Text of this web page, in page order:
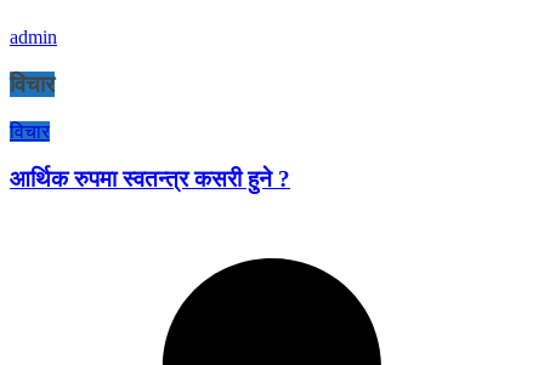
admin
विचार
विचार
आर्थिक रुपमा स्वतन्त्र कसरी हुने ?